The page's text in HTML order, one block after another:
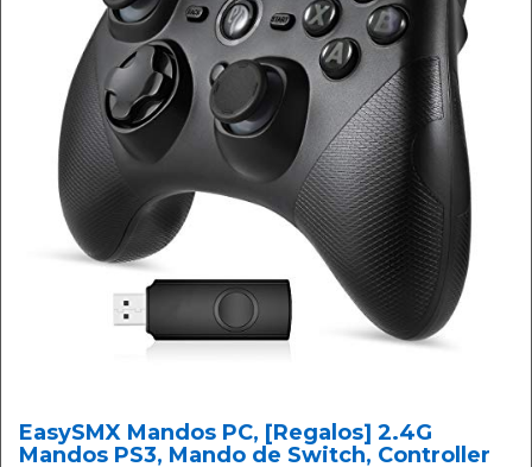
EasySMX Mandos PC, [Regalos] 2.4G
Mandos PS3, Mando de Switch, Controller